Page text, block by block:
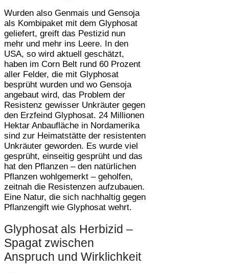
Wurden also Genmais und Gensoja
als Kombipaket mit dem Glyphosat
geliefert, greift das Pestizid nun
mehr und mehr ins Leere. In den
USA, so wird aktuell geschätzt,
haben im Corn Belt rund 60 Prozent
aller Felder, die mit Glyphosat
besprüht wurden und wo Gensoja
angebaut wird, das Problem der
Resistenz gewisser Unkräuter gegen
den Erzfeind Glyphosat. 24 Millionen
Hektar Anbaufläche in Nordamerika
sind zur Heimatstätte der resistenten
Unkräuter geworden. Es wurde viel
gesprüht, einseitig gesprüht und das
hat den Pflanzen – den natürlichen
Pflanzen wohlgemerkt – geholfen,
zeitnah die Resistenzen aufzubauen.
Eine Natur, die sich nachhaltig gegen
Pflanzengift wie Glyphosat wehrt.
Glyphosat als Herbizid –
Spagat zwischen
Anspruch und Wirklichkeit